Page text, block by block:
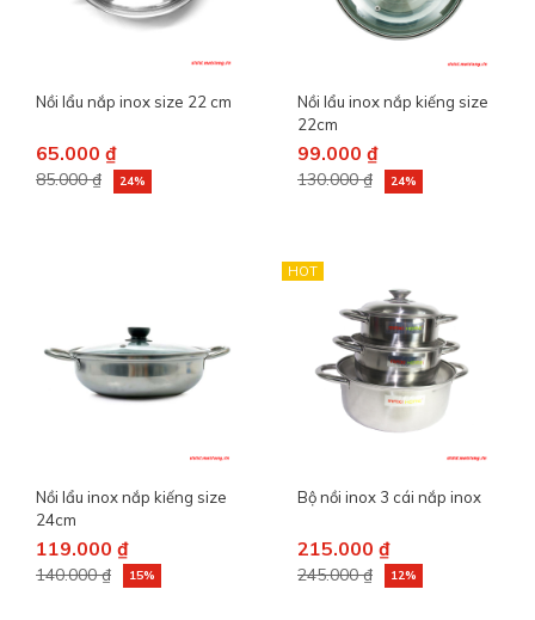
Nồi lẩu nắp inox size 22 cm
65.000 ₫
85.000 ₫ 24%
Nồi lẩu inox nắp kiếng size
22cm
99.000 ₫
130.000 ₫ 24%
Nồi lẩu inox nắp kiếng size
24cm
119.000 ₫
140.000 ₫ 15%
HOT
Bộ nồi inox 3 cái nắp inox
215.000 ₫
245.000 ₫ 12%